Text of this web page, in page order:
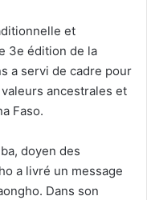
et
3e édition de la
a servi de cadre pour
ancestrales et
Faso.
doyen des
a livré un message
Dans son